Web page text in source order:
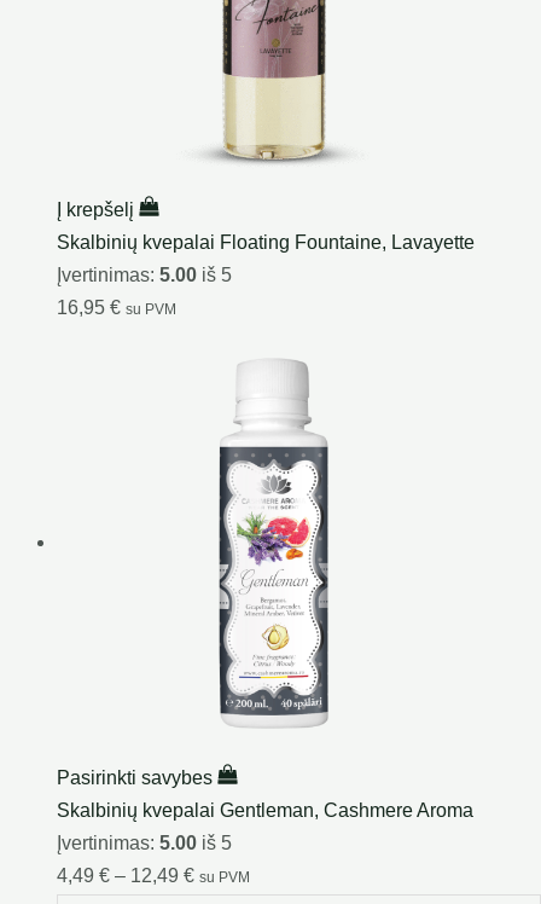
Į krepšelį
Skalbinių kvepalai Floating Fountaine, Lavayette
Įvertinimas: 5.00iš 5
16,95 € su PVM
Pasirinkti savybes
Skalbinių kvepalai Gentleman, Cashmere Aroma
Įvertinimas: 5.00iš 5
4,49 € – 12,49 € su PVM